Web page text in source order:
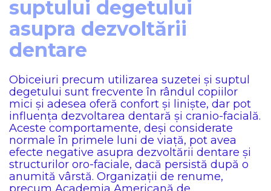
suptului degetului
asupra dezvoltării
dentare
Obiceiuri precum utilizarea suzetei și suptul
degetului sunt frecvente în rândul copiilor
mici și adesea oferă confort și liniște, dar pot
influența dezvoltarea dentară și cranio-facială.
Aceste comportamente, deși considerate
normale în primele luni de viață, pot avea
efecte negative asupra dezvoltării dentare și
structurilor oro-faciale, dacă persistă după o
anumită vârstă. Organizații de renume,